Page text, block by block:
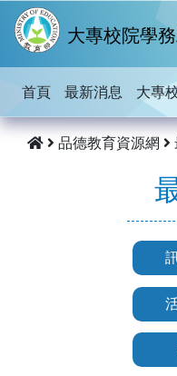
跳到主要內容
大專校院學
首頁 最新消息 大專
品德教育資源網